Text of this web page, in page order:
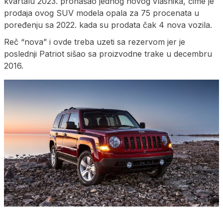
prodaja ovog SUV modela opala za 75 procenata u
poređenju sa 2022. kada su prodata čak 4 nova vozila.
Reč “nova” i ovde treba uzeti sa rezervom jer je
poslednji Patriot sišao sa proizvodne trake u decembru
2016.